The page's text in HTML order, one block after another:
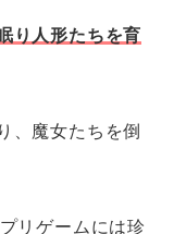
り人形たちを育
、魔女たちを倒
リゲームには珍